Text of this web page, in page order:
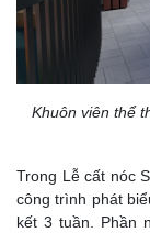
Khuôn viên thể
Trong Lễ cất nóc
công trình phát
kết 3 tuần. Phần